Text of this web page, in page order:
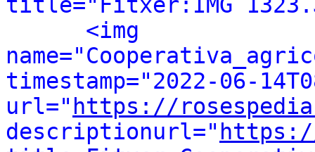
<img
timestamp="2022-06-
url=" https://
descriptionurl="